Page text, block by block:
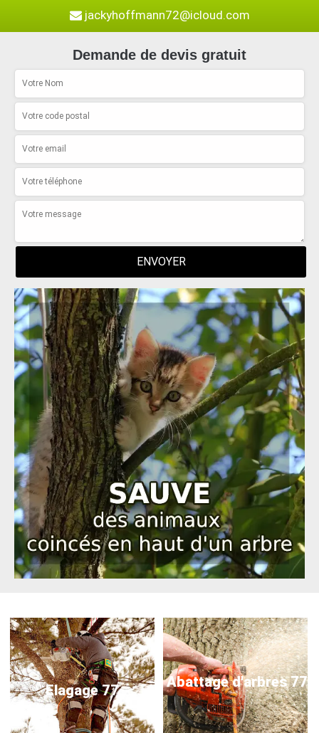
jackyhoffmann72@icloud.com
Demande de devis gratuit
Elagage 77 Abattage d'arbres 77